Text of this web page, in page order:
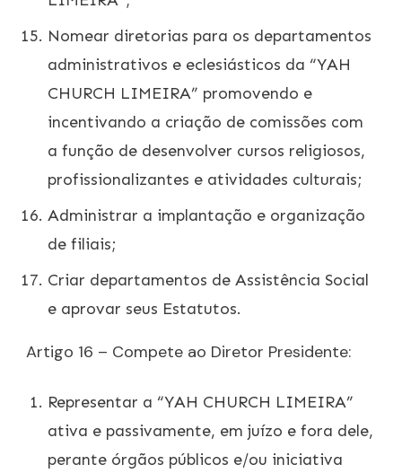
Nomear diretorias para os departamentos
administrativos e eclesiásticos da “YAH
CHURCH LIMEIRA” promovendo e
incentivando a criação de comissões com
a função de desenvolver cursos religiosos,
profissionalizantes e atividades culturais;
Administrar a implantação e organização
de filiais;
Criar departamentos de Assistência Social
e aprovar seus Estatutos.
Artigo 16 – Compete ao Diretor Presidente:
Representar a “YAH CHURCH LIMEIRA”
ativa e passivamente, em juízo e fora dele,
perante órgãos públicos e/ou iniciativa